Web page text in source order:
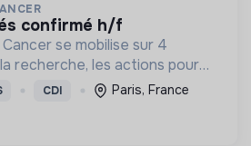
confirmé h/f
se mobilise sur 4
recherche, les actions pour
la prévention & promotion
& observatoire.
CDI Paris, France